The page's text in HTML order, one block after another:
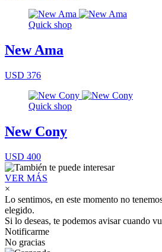
Quick shop
New Ama
USD 376
Quick shop
New Cony
USD 400
VER MÁS
×
Lo sentimos, en este momento no
elegido.
Si lo deseas, te podemos avisar cuando
Notificarme
No gracias